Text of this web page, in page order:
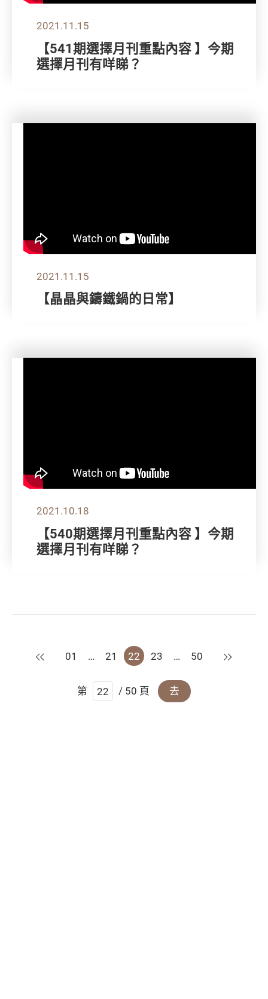
2021.11.15
【541期選擇月刊重點內容 】今期
選擇月刊有咩睇？
2021.11.15
【晶晶與鑄鐵鍋的日常】
2021.10.18
【540期選擇月刊重點內容 】今期
選擇月刊有咩睇？
上一頁
01 … 21 22 23 … 50 下一頁
第 / 50 頁 去